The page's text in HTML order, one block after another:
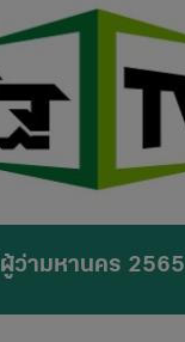
ผู้ว่ามหานคร 2565